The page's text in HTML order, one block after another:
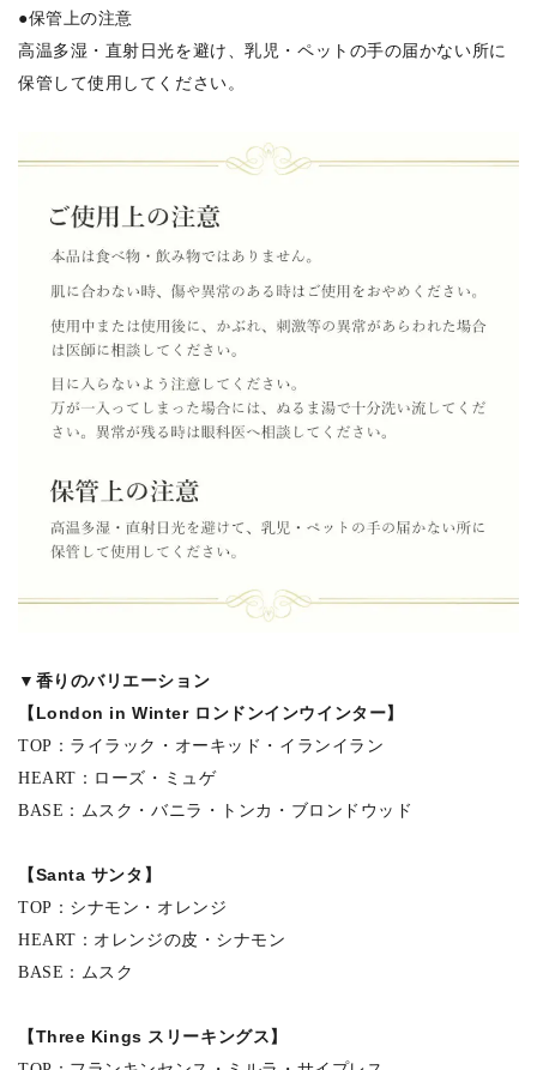
●保管上の注意
高温多湿・直射日光を避け、乳児・ペットの手の届かない所に
保管して使用してください。
▼香りのバリエーション
【London in Winter ロンドンインウインター】
TOP：ライラック・オーキッド・イランイラン
HEART：ローズ・ミュゲ
BASE：ムスク・バニラ・トンカ・ブロンドウッド
【Santa サンタ】
TOP：シナモン・オレンジ
HEART：オレンジの皮・シナモン
BASE：ムスク
【Three Kings スリーキングス】